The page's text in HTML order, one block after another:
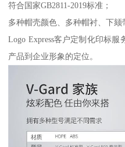
符合国家GB2811-2019标准；
多种帽壳颜色、多种帽衬、下颏
Logo Express客户定制化印标
产品到企业形象的定位。